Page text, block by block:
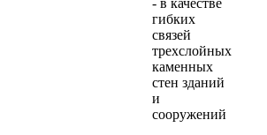
гибких
связей
трехслойных
каменных
стен зданий
и
сооружений